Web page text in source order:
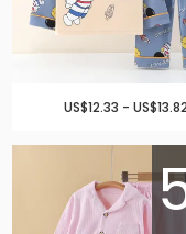
US$12.33 - US$13.82